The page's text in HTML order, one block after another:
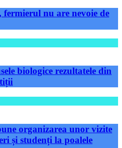
nu are nevoie de
biologice rezultatele din
organizarea unor vizite
și studenți la poalele